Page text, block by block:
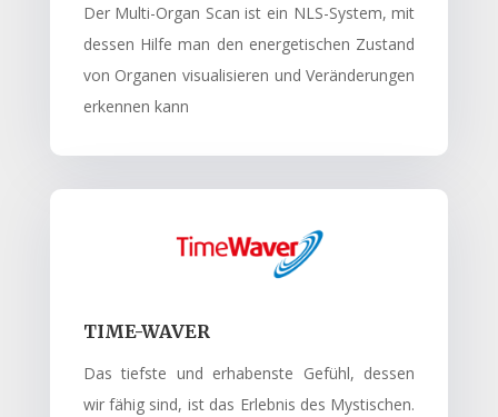
Der Multi-Organ Scan ist ein NLS-System, mit
dessen Hilfe man den energetischen Zustand
von Organen visualisieren und Veränderungen
erkennen kann
TIME-WAVER
Das tiefste und erhabenste Gefühl, dessen
wir fähig sind, ist das Erlebnis des Mystischen.